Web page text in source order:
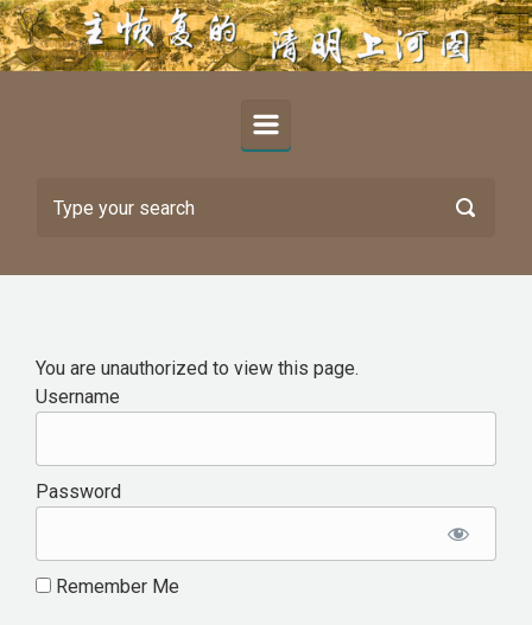
Skip to main content
You are unauthorized to view this page.
Username
Password
Remember Me